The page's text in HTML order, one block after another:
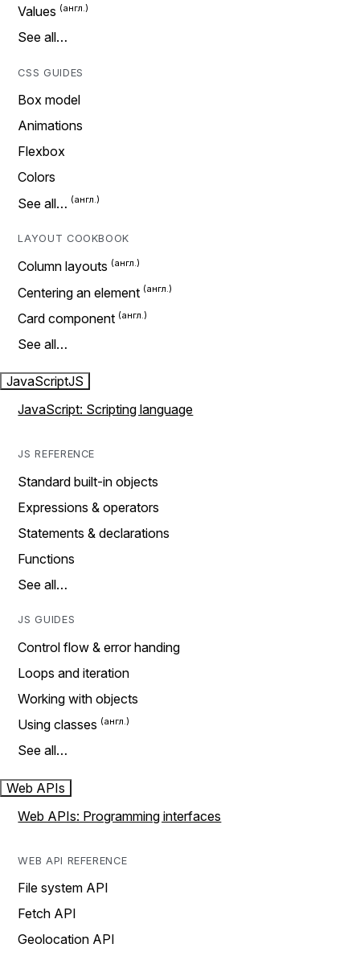
Values
See all…
CSS GUIDES
Box model
Animations
Flexbox
Colors
See all…
LAYOUT COOKBOOK
Column layouts
Centering an element
Card component
See all…
JavaScriptJS
JavaScript: Scripting language
JS REFERENCE
Standard built-in objects
Expressions & operators
Statements & declarations
Functions
See all…
JS GUIDES
Control flow & error handing
Loops and iteration
Working with objects
Using classes
See all…
Web APIs
Web APIs: Programming interfaces
WEB API REFERENCE
File system API
Fetch API
Geolocation API